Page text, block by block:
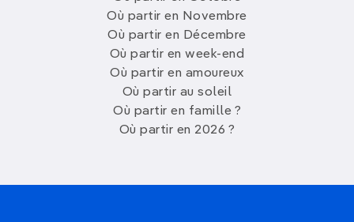
Où partir en Novembre
Où partir en Décembre
Où partir en week-end
Où partir en amoureux
Où partir au soleil
Où partir en famille ?
Où partir en 2026 ?